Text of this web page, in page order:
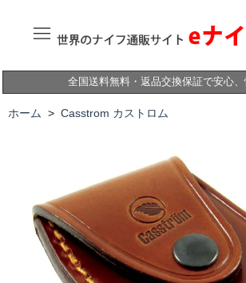
全国送料無料・返品交換保証で安心
ホーム > Casstrom カストロム